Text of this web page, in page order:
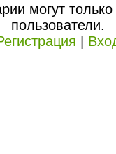
могут
пользователи.